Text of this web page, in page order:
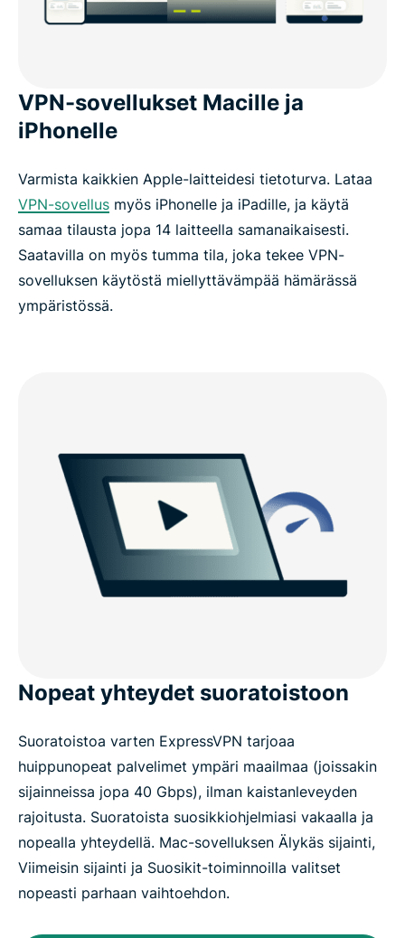
VPN-sovellukset Macille ja
iPhonelle
Varmista kaikkien Apple-laitteidesi tietoturva. Lataa
VPN-sovellus myös iPhonelle ja iPadille, ja käytä
samaa tilausta jopa 14 laitteella samanaikaisesti.
Saatavilla on myös tumma tila, joka tekee VPN-
sovelluksen käytöstä miellyttävämpää hämärässä
ympäristössä.
Nopeat yhteydet suoratoistoon
Suoratoistoa varten ExpressVPN tarjoaa
huippunopeat palvelimet ympäri maailmaa (joissakin
sijainneissa jopa 40 Gbps), ilman kaistanleveyden
rajoitusta. Suoratoista suosikkiohjelmiasi vakaalla ja
nopealla yhteydellä. Mac-sovelluksen Älykäs sijainti,
Viimeisin sijainti ja Suosikit-toiminnoilla valitset
nopeasti parhaan vaihtoehdon.